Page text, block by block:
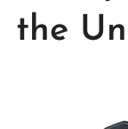
the